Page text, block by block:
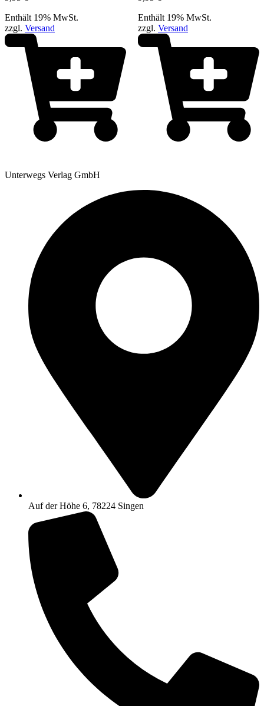
Enthält 19% MwSt.
zzgl. Versand
Enthält 19% MwSt.
zzgl. Versand
Unterwegs Verlag GmbH
Auf der Höhe 6, 78224 Singen